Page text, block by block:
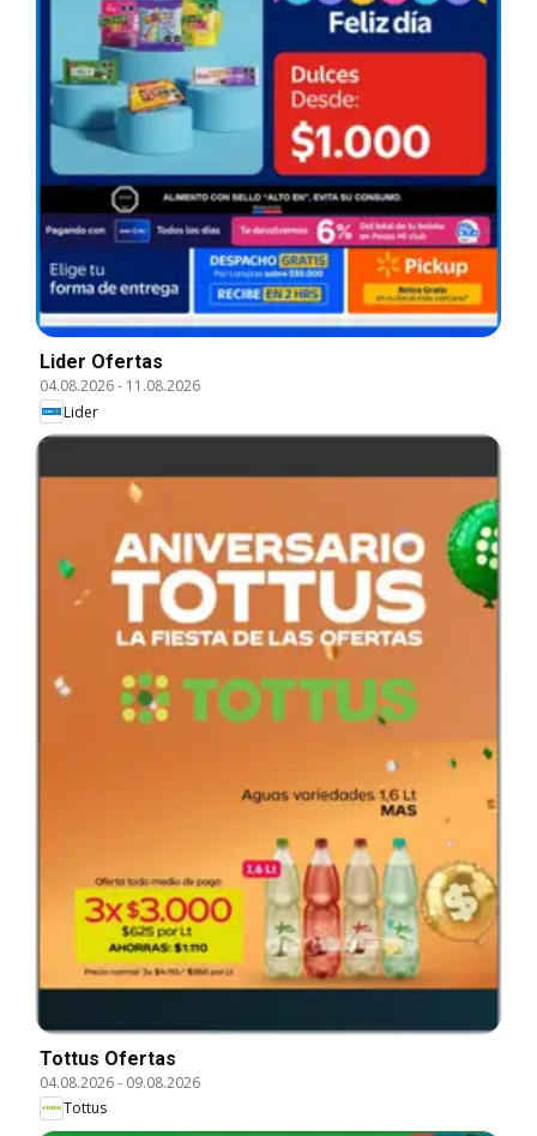
Lider Ofertas
04.08.2026- 11.08.2026
Lider
Tottus Ofertas
04.08.2026- 09.08.2026
Tottus